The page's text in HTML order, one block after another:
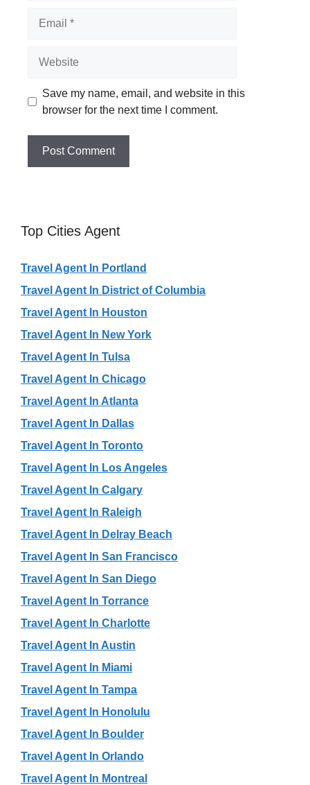
Save my name, email, and website in this
browser for the next time I comment.
Top Cities Agent
Travel Agent In Portland
Travel Agent In District of Columbia
Travel Agent In Houston
Travel Agent In New York
Travel Agent In Tulsa
Travel Agent In Chicago
Travel Agent In Atlanta
Travel Agent In Dallas
Travel Agent In Toronto
Travel Agent In Los Angeles
Travel Agent In Calgary
Travel Agent In Raleigh
Travel Agent In Delray Beach
Travel Agent In San Francisco
Travel Agent In San Diego
Travel Agent In Torrance
Travel Agent In Charlotte
Travel Agent In Austin
Travel Agent In Miami
Travel Agent In Tampa
Travel Agent In Honolulu
Travel Agent In Boulder
Travel Agent In Orlando
Travel Agent In Montreal